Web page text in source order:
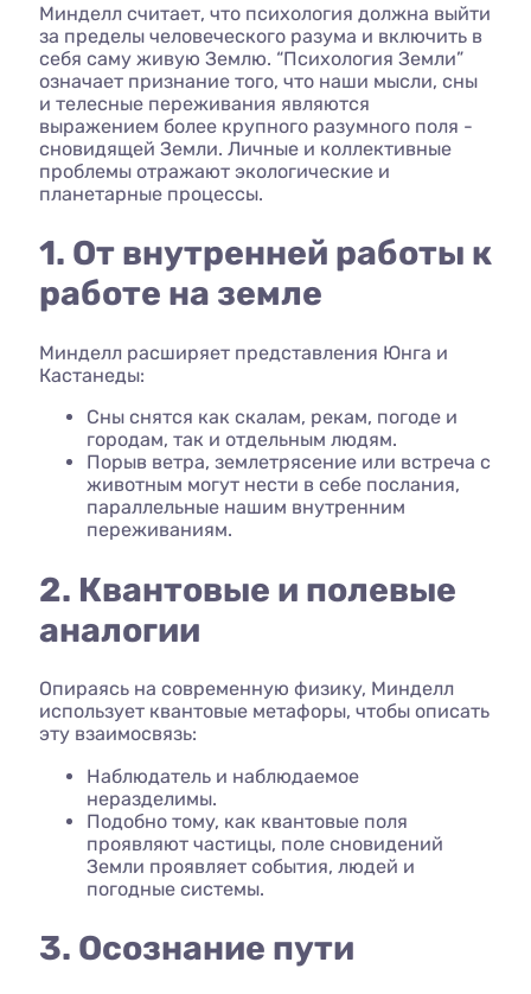
Минделл считает, что психология должна выйти
за пределы человеческого разума и включить в
себя саму живую Землю. “Психология Земли”
означает признание того, что наши мысли, сны
и телесные переживания являются
выражением более крупного разумного поля -
сновидящей Земли. Личные и коллективные
проблемы отражают экологические и
планетарные процессы.
1. От внутренней работы к
работе на земле
Минделл расширяет представления Юнга и
Кастанеды:
Сны снятся как скалам, рекам, погоде и
городам, так и отдельным людям.
Порыв ветра, землетрясение или встреча с
животным могут нести в себе послания,
параллельные нашим внутренним
переживаниям.
2. Квантовые и полевые
аналогии
Опираясь на современную физику, Минделл
использует квантовые метафоры, чтобы описать
эту взаимосвязь:
Наблюдатель и наблюдаемое
неразделимы.
Подобно тому, как квантовые поля
проявляют частицы, поле сновидений
Земли проявляет события, людей и
погодные системы.
3. Осознание пути